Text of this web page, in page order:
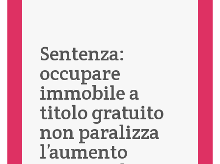
Sentenza:
occupare
immobile a
titolo gratuito
non paralizza
l’aumento